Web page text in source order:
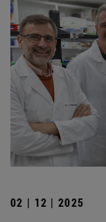
02 | 12 | 2025